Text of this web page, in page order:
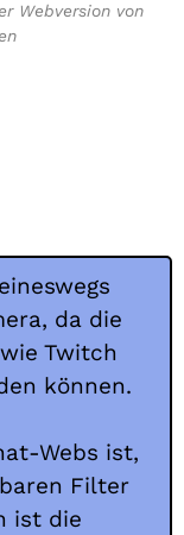
Webversion von
da die
Twitch
können.
Webs ist,
Filter
ist die